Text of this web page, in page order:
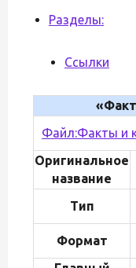
Разделы:
Ссылки
Файл:Факты и
Оригинальное
название
Тип
Формат